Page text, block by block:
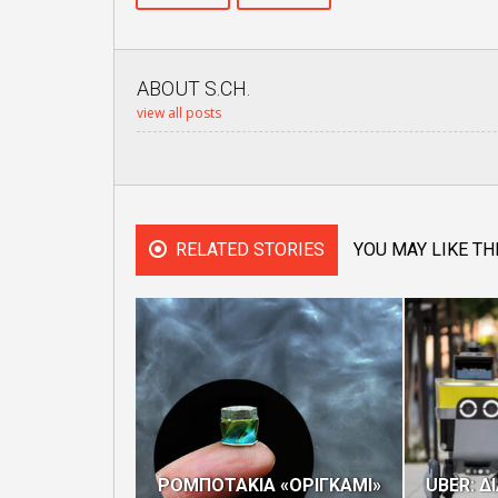
ABOUT S.CH.
view all posts
RELATED STORIES YOU MAY LIKE
ΡΟΜΠΟΤΑΚΙΑ «ΟΡΙΓΚΑΜΙ»
UBER: